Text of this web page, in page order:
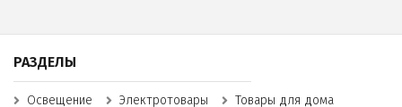
РАЗДЕЛЫ
Освещение Электротовары Товары для дома